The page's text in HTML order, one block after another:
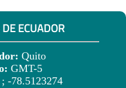
ECUADOR
Quito
GMT-5
-78.5123274